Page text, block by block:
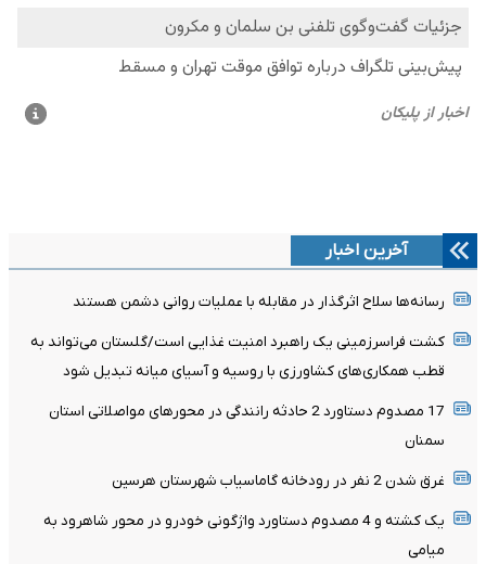
آخرین اخبار
رسانه‌ها سلاح اثرگذار در مقابله با عملیات روانی دشمن هستند
کشت فراسرزمینی یک راهبرد امنیت غذایی است/گلستان می‌تواند به
قطب همکاری‌های کشاورزی با روسیه و آسیای میانه تبدیل شود
17 مصدوم دستاورد 2 حادثه رانندگی در محورهای مواصلاتی استان
سمنان
غرق شدن 2 نفر در رودخانه گاماسیاب شهرستان هرسین
یک کشته و 4 مصدوم دستاورد واژگونی خودرو در محور شاهرود به
میامی